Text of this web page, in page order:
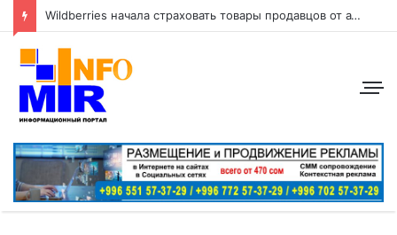
Wildberries начала страховать товары продавцов от атак беспилотников